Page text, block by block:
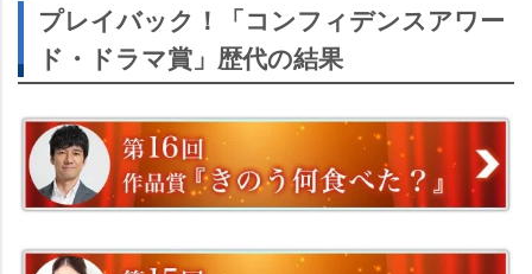
プレイバック！「コンフィデンスアワー
ド・ドラマ賞」歴代の結果